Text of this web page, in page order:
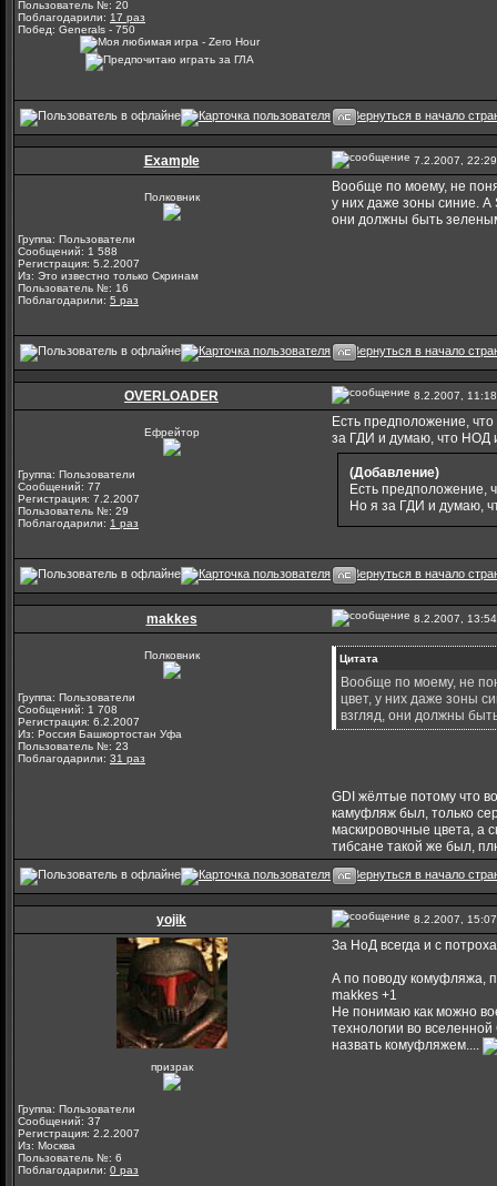
Пользователь №: 20
Поблагодарили: 17 раз
Побед: Generals - 750
Example 7.2.2007, 22:29
Полковник
Группа: Пользователи
Сообщений: 1 588
Регистрация: 5.2.2007
Из: Это известно только Скринам
Пользователь №: 16
Поблагодарили: 5 раз
Вообще по моему, не
у них даже зоны синие.
они должны быть
OVERLOADER 8.2.2007, 11:18
Ефрейтор
Группа: Пользователи
Сообщений: 77
Регистрация: 7.2.2007
Пользователь №: 29
Поблагодарили: 1 раз
Есть предположение,
за ГДИ и думаю, что НОД
(Добавление)
Есть предположение,
Но я за ГДИ и думаю,
makkes 8.2.2007, 13:54
Полковник
Группа: Пользователи
Сообщений: 1 708
Регистрация: 6.2.2007
Из: Россия Башкортостан Уфа
Пользователь №: 23
Поблагодарили: 31 раз
Цитата
Вообще по моему, не
цвет, у них даже зоны
взгляд, они должны
GDI жёлтые потому что
камуфляж был, только
маскировочные цвета, а
тибсане такой же был,
yojik 8.2.2007, 15:07
призрак
Группа: Пользователи
Сообщений: 37
Регистрация: 2.2.2007
Из: Москва
Пользователь №: 6
Поблагодарили: 0 раз
За НоД всегда и с
А по поводу комуфляжа,
makkes +1
Не понимаю как можно
технологии во
назвать комуфляжем....